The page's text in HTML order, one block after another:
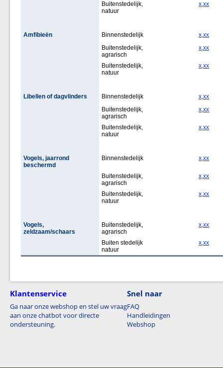
Buitenstedelijk,
natuur
x,xx
Amfibieën Binnenstedelijk
x,xx
Buitenstedelijk,
agrarisch
x,xx
Buitenstedelijk,
natuur
x,xx
Libellen of dagvlinders Binnenstedelijk
x,xx
Buitenstedelijk,
agrarisch
x,xx
Buitenstedelijk,
natuur
x,xx
Vogels, jaarrond
beschermd
Binnenstedelijk x,xx
Buitenstedelijk,
agrarisch
x,xx
Buitenstedelijk,
natuur
x,xx
Vogels,
zeldzaam/schaars
Buitenstedelijk,
agrarisch
x,xx
Buiten stedelijk
natuur
x,xx
Klantenservice
Ga naar onze webshop en stel uw vraag
aan onze chatbot voor directe
ondersteuning.
Snel naar
FAQ
Handleidingen
Webshop